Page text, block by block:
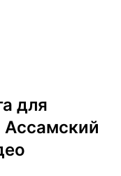
для
Ассамский